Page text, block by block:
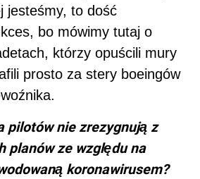
jesteśmy, to dość
bo mówimy tutaj o
którzy opuścili mury
prosto za stery boeingów
pilotów nie zrezygnują z
planów ze względu na
koronawirusem?